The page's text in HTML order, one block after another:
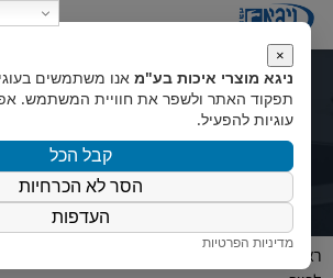
קערית משולש
ראשי
×
ניגא מוצרי איכות בע"מ אנו משתמשים
תפקוד האתר ולשפר את חוויית המשתמש.
עוגיות להפעיל.
קבל הכל
הסר לא הכרחיות
העדפות
מדיניות הפרטיות